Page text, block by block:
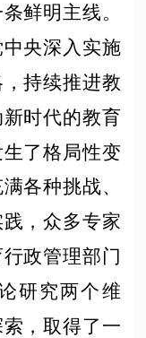
鲜明主线。
央深入实施
持续推进教
时代的教育
了格局性变
各种挑战、
，众多专家
政管理部门
研究两个维
，取得了一